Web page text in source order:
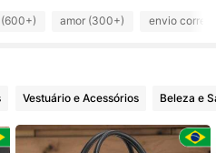
amor (300+) envio
Vestuário e Acessórios Beleza e